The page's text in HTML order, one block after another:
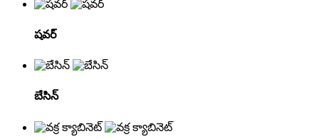
షవర్
బేసిన్